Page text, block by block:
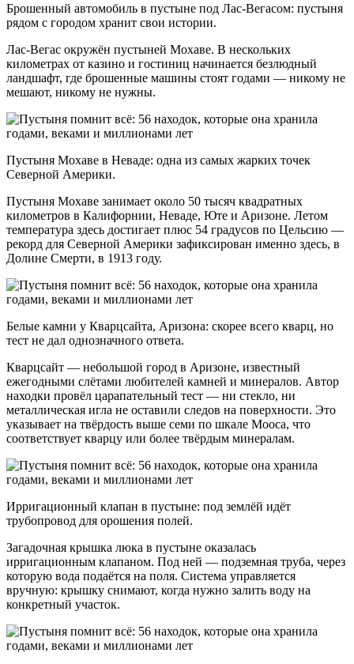
Брошенный автомобиль в пустыне под Лас-Вегасом: пустыня
рядом с городом хранит свои истории.
Лас-Вегас окружён пустыней Мохаве. В нескольких
километрах от казино и гостиниц начинается безлюдный
ландшафт, где брошенные машины стоят годами — никому не
мешают, никому не нужны.
Пустыня Мохаве в Неваде: одна из самых жарких точек
Северной Америки.
Пустыня Мохаве занимает около 50 тысяч квадратных
километров в Калифорнии, Неваде, Юте и Аризоне. Летом
температура здесь достигает плюс 54 градусов по Цельсию —
рекорд для Северной Америки зафиксирован именно здесь, в
Долине Смерти, в 1913 году.
Белые камни у Кварцсайта, Аризона: скорее всего кварц, но
тест не дал однозначного ответа.
Кварцсайт — небольшой город в Аризоне, известный
ежегодными слётами любителей камней и минералов. Автор
находки провёл царапательный тест — ни стекло, ни
металлическая игла не оставили следов на поверхности. Это
указывает на твёрдость выше семи по шкале Мооса, что
соответствует кварцу или более твёрдым минералам.
Ирригационный клапан в пустыне: под землёй идёт
трубопровод для орошения полей.
Загадочная крышка люка в пустыне оказалась
ирригационным клапаном. Под ней — подземная труба, через
которую вода подаётся на поля. Система управляется
вручную: крышку снимают, когда нужно залить воду на
конкретный участок.